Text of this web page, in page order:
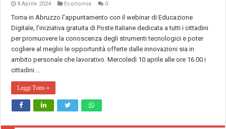
8 Aprile 2024 Economia 0
Torna in Abruzzo l’appuntamento con il webinar di Educazione
Digitale, l’iniziativa gratuita di Poste Italiane dedicata a tutti i cittadini
per promuovere la conoscenza degli strumenti tecnologici e poter
cogliere al meglio le opportunità offerte dalle innovazioni sia in
ambito personale che lavorativo. Mercoledì 10 aprile alle ore 16.00 i
cittadini …
Leggi Tutto »